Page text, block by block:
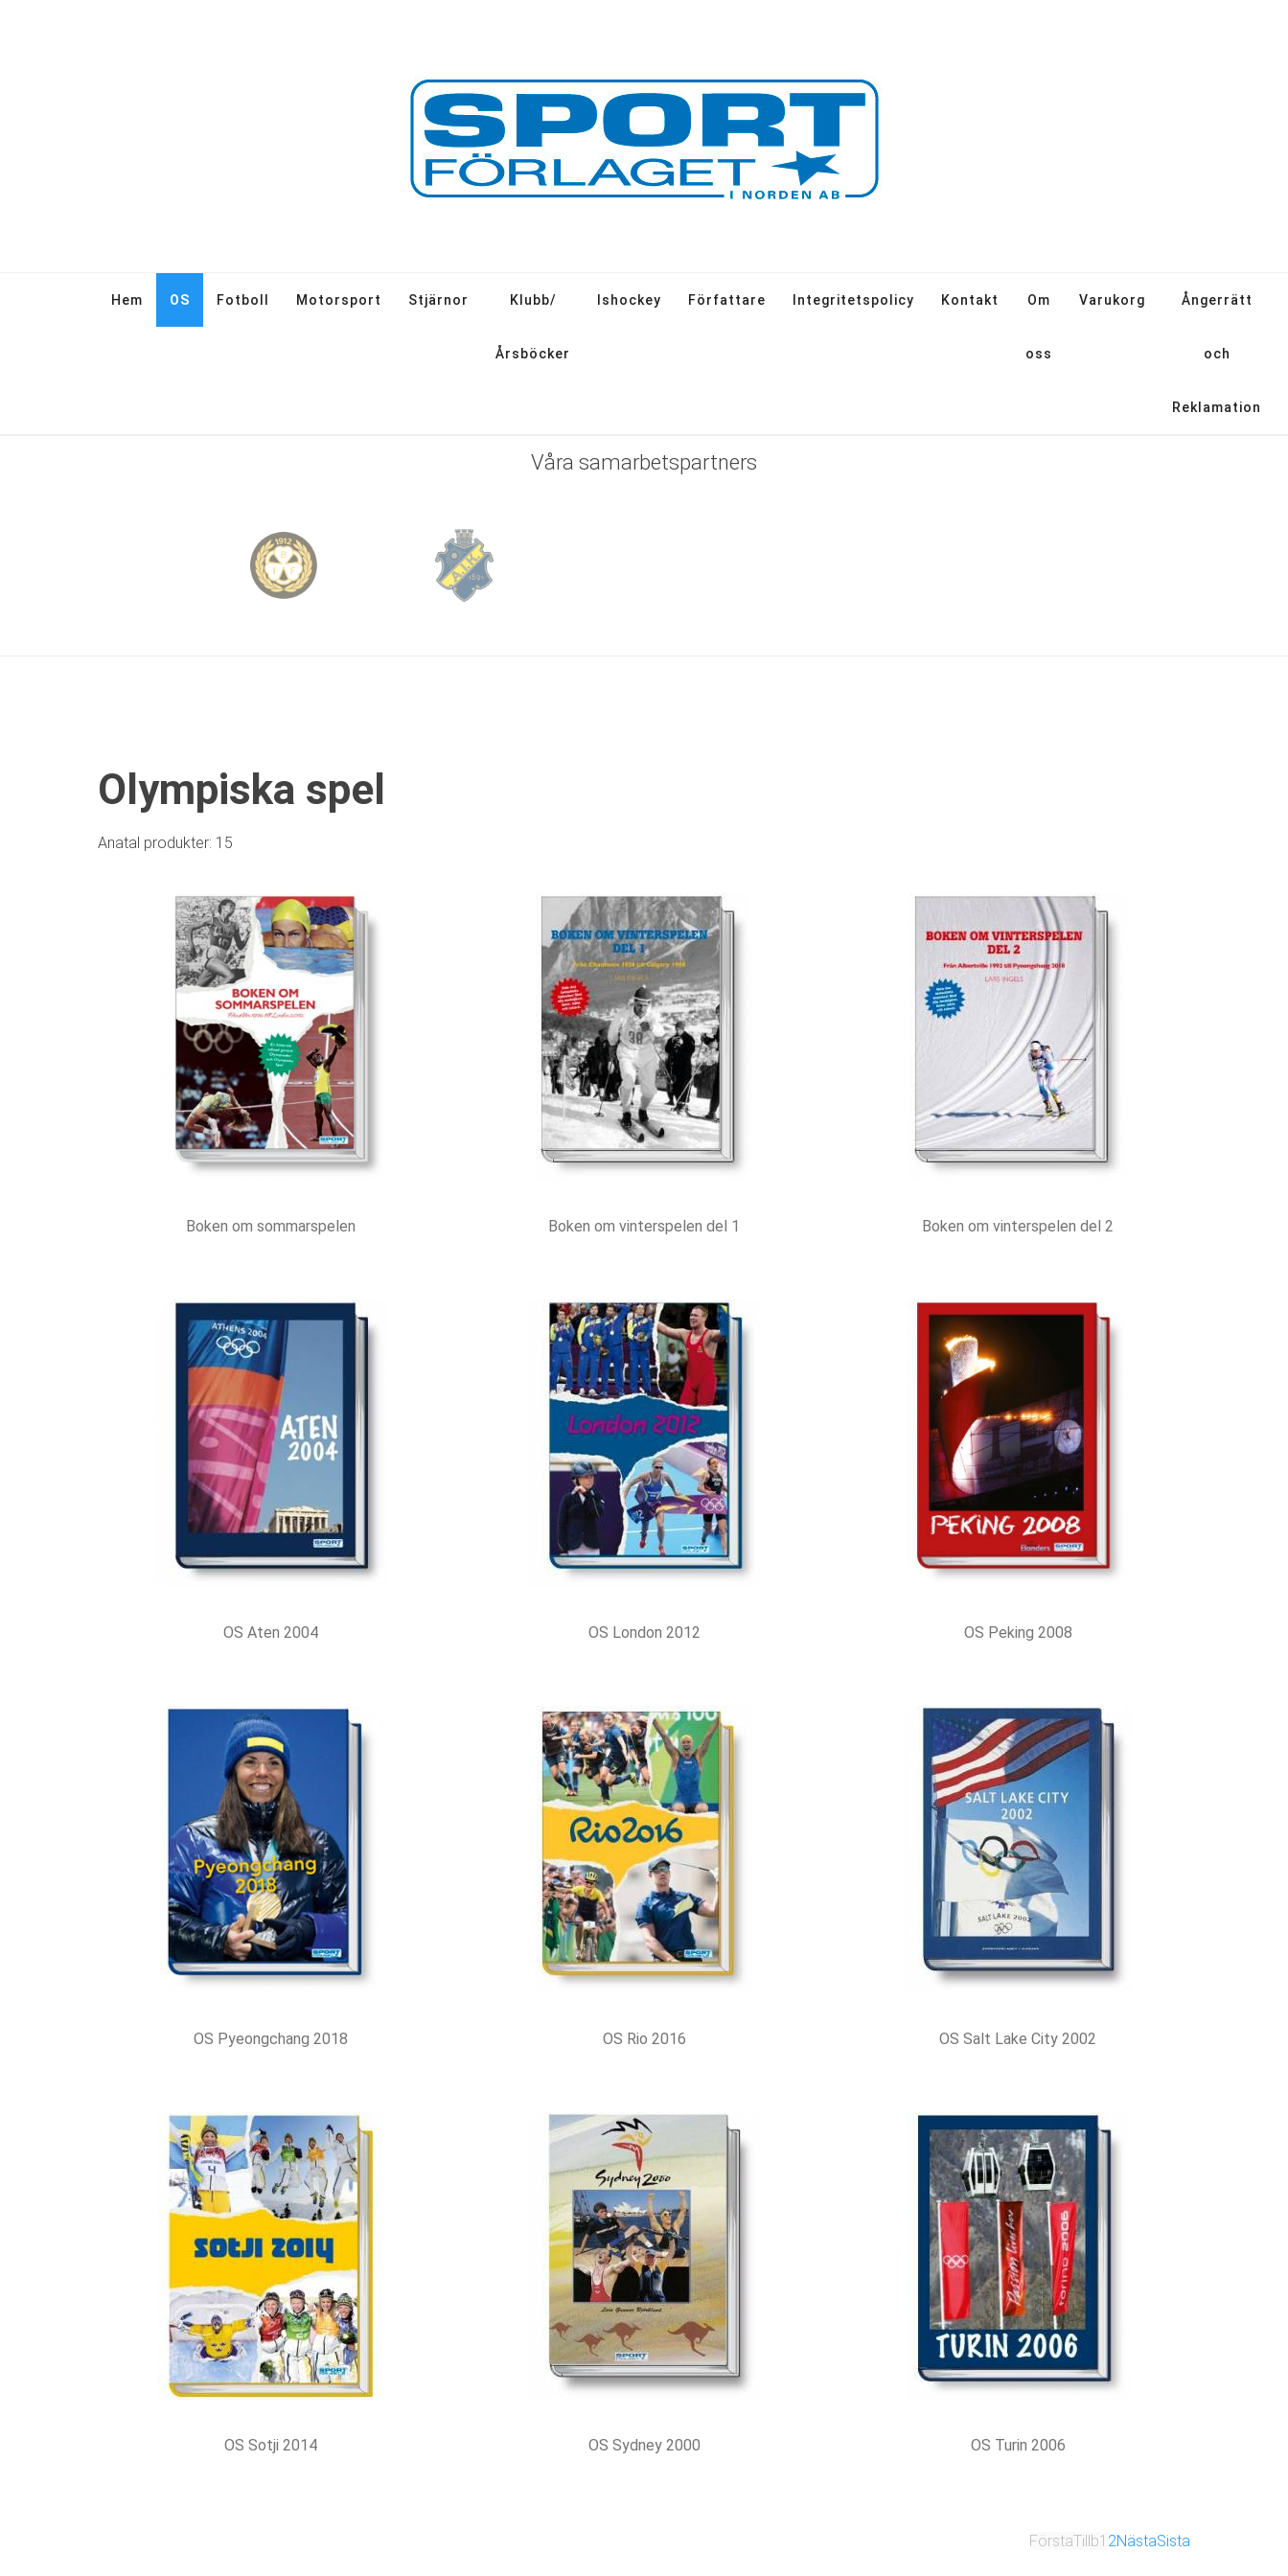
Hem OS Fotboll Motorsport Stjärnor Klubb/
Årsböcker
Ishockey Författare Integritetspolicy Kontakt Om
oss
Varukorg Ångerrätt
och
Reklamation
Våra samarbetspartners
Olympiska spel
Anatal produkter: 15
Boken om sommarspelen Boken om vinterspelen del 1 Boken om vinterspelen del 2
OS Aten 2004 OS London 2012 OS Peking 2008
OS Pyeongchang 2018 OS Rio 2016 OS Salt Lake City 2002
OS Sotji 2014 OS Sydney 2000 OS Turin 2006
FörstaTillb1 2NästaSista